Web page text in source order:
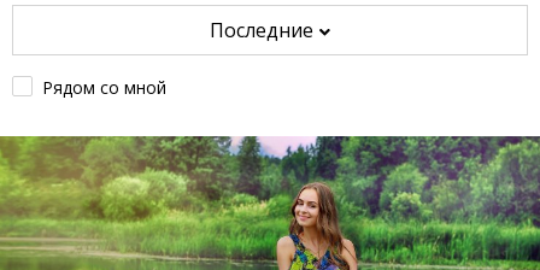
Последние
Рядом со мной